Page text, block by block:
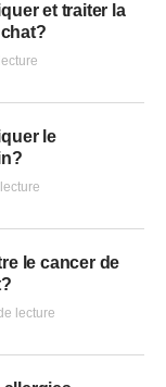
et traiter la
le
le cancer de
lecture